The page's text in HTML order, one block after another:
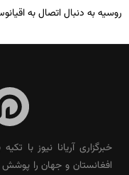
روسیه به دنبال اتصال به
خبرگزاری آریانا نیوز با
افغانستان و جهان را پوشش